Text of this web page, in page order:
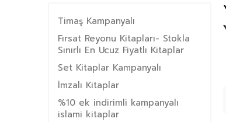
Timaş Kampanyalı
Fırsat Reyonu Kitapları- Stokla
Sınırlı En Ucuz Fiyatlı Kitaplar
Set Kitaplar Kampanyalı
İmzalı Kitaplar
%10 ek indirimli kampanyalı
islami kitaplar